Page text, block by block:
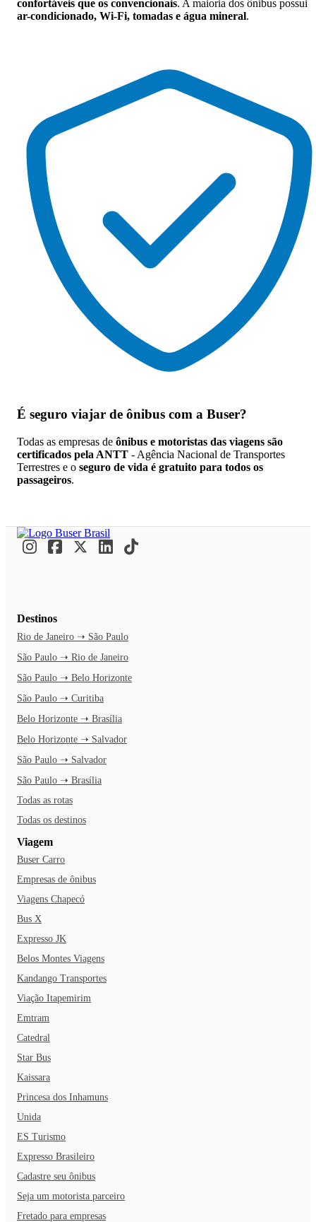
confortáveis que os convencionais. A maioria dos ônibus possui
ar-condicionado, Wi-Fi, tomadas e água mineral.
É seguro viajar de ônibus com a Buser?
Todas as empresas de ônibus e motoristas das viagens são
certificados pela ANTT - Agência Nacional de Transportes
Terrestres e o seguro de vida é gratuito para todos os
passageiros.
Destinos
Rio de Janeiro ➝ São Paulo
São Paulo ➝ Rio de Janeiro
São Paulo ➝ Belo Horizonte
São Paulo ➝ Curitiba
Belo Horizonte ➝ Brasília
Belo Horizonte ➝ Salvador
São Paulo ➝ Salvador
São Paulo ➝ Brasília
Todas as rotas
Todas os destinos
Viagem
Buser Carro
Empresas de ônibus
Viagens Chapecó
Bus X
Expresso JK
Belos Montes Viagens
Kandango Transportes
Viação Itapemirim
Emtram
Catedral
Star Bus
Kaissara
Princesa dos Inhamuns
Unida
ES Turismo
Expresso Brasileiro
Cadastre seu ônibus
Seja um motorista parceiro
Fretado para empresas